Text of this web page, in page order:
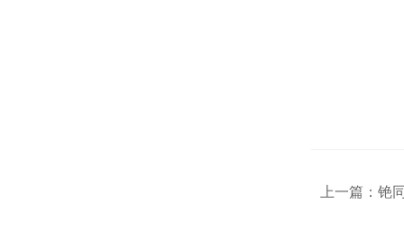
上一篇： 铯